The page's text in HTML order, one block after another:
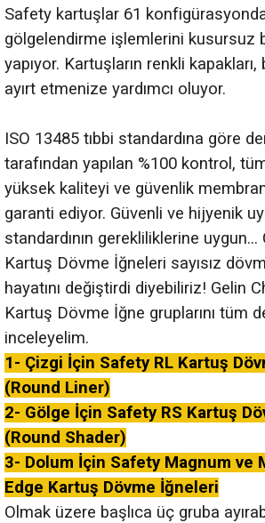
Safety kartuşlar 61
gölgelendirme işlemlerini kusursuz
yapıyor. Kartuşların renkli
ayırt etmenize yardımcı oluyor.
ISO 13485 tıbbi standardına göre
tarafından yapılan %100 kontrol,
yüksek kaliteyi ve güvenlik
garanti ediyor. Güvenli ve hijyenik
standardının gerekliliklerine
Kartuş Dövme İğneleri sayısız
hayatını değiştirdi diyebiliriz! Gelin
Kartuş Dövme İğne gruplarını tüm
inceleyelim.
1- Çizgi İçin Safety RL Kartuş
(Round Liner)
2- Gölge İçin Safety RS Kartuş
(Round Shader)
3- Dolum İçin Safety Magnum ve
Edge Kartuş Dövme İğneleri
Olmak üzere başlıca üç gruba